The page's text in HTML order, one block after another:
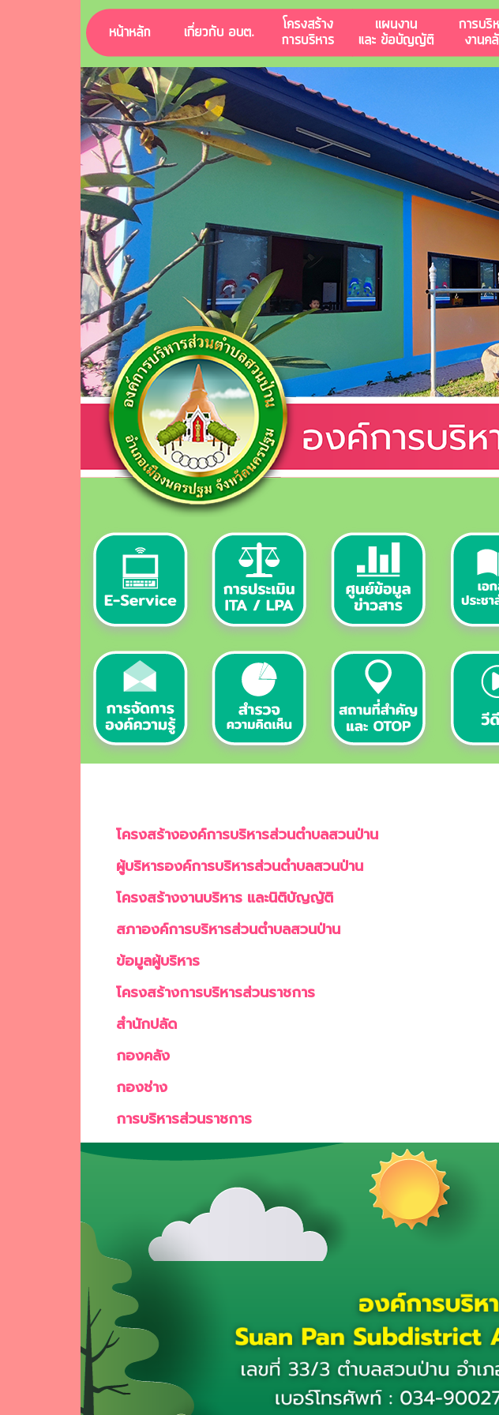
โครงสร้างองค์การบริหารส่วนตำบลสวนป่าน
ผู้บริหารองค์การบริหารส่วนตำบลสวนป่าน
โครงสร้างงานบริหาร และนิติบัญญัติ
สภาองค์การบริหารส่วนตำบลสวนป่าน
ข้อมูลผู้บริหาร
โครงสร้างการบริหารส่วนราชการ
สำนักปลัด
กองคลัง
กองช่าง
การบริหารส่วนราชการ